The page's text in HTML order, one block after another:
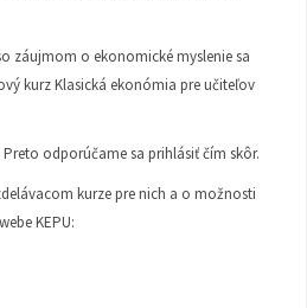
záujmom o ekonomické myslenie sa
kurz Klasická ekonómia pre učiteľov
odporúčame sa prihlásiť čím skôr.
kurze pre nich a o možnosti
KEPU: